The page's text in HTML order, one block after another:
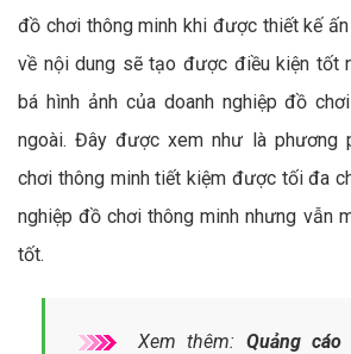
đồ chơi thông minh khi được thiết kế
về nội dung sẽ tạo được điều kiện tốt
bá hình ảnh của doanh nghiệp đồ
ngoài. Đây được xem như là phương
chơi thông minh tiết kiệm được tối đa
nghiệp đồ chơi thông minh nhưng vẫn
tốt.
Xem thêm: Quảng cáo